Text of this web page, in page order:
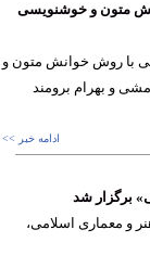
متون و خوشنویسی
با روش خوانش متون و
بهرام برومند
ادامه خبر >>
شد
و معماری اسلامی،